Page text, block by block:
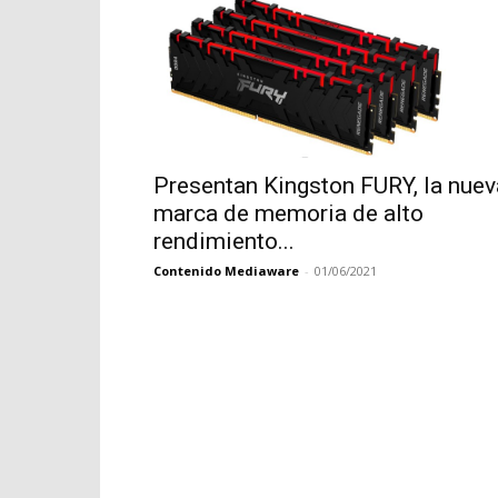
Presentan Kingston FURY, la
marca de memoria de alto
rendimiento...
Contenido Mediaware - 01/06/2021